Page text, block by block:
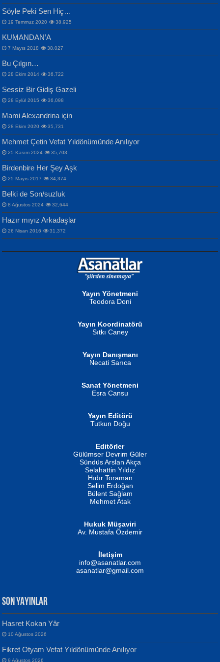
İPEK ACAR SERT
Gazze’nin Şecaati, Ümmetin İmtihanı...
MAHMUT GÜRBÜZ
İbrahim Olmak ve Bitirebilmek...
NURAN KÖSE BAYDAR
İSMAİL OKUTAN
Erkeklerin Kahrolması Ne Demektir
MUSTAFA KELOĞLU
Yarına İz Bırakmak...
Mescid-i Aksâ Üstüne Ay!...
Selahattin Yıldız
İdrakimle Üşürken...
Songül Özel
Mahzen...
Ben Deniz Değilim ki...
Evvel Zaman Tanrıçası...
Yılmaz Ekinci
Geceye Söylenen...
ERDEM BAYAZIT
Sana, Bana, Vatanıma, Ülkemin
İnsanlarına Dair...
NAZIM HİKMET RAN
Bir Cezaevinde, Tecritteki Adamın
Mektupları...
Söyle Peki Sen Hiç…
19 Temmuz 2020 38,925
KUMANDAN’A
7 Mayıs 2018 38,027
Bu Çılgın…
28 Ekim 2014 36,722
Sessiz Bir Gidiş Gazeli
28 Eylül 2015 36,098
Mami Alexandrina için
28 Ekim 2020 35,731
Mehmet Çetin Vefat Yıldönümünde Anılıyor
25 Kasım 2024 35,703
Birdenbire Her Şey Aşk
25 Mayıs 2017 34,374
Belki de Son/suzluk
8 Ağustos 2024 32,644
Hazır mıyız Arkadaşlar
26 Nisan 2016 31,372
Yayın Yönetmeni
Teodora Doni
Yayın Koordinatörü
Sıtkı Caney
Yayın Danışmanı
Necati Sarıca
Sanat Yönetmeni
Esra Cansu
Yayın Editörü
Tutkun Doğu
Editörler
Gülümser Devrim Güler
Sündüs Arslan Akça
Selahattin Yıldız
Hıdır Toraman
Selim Erdoğan
Bülent Sağlam
Mehmet Atak
Hukuk Müşaviri
Av. Mustafa Özdemir
İletişim
info@asanatlar.com
asanatlar@gmail.com
SON YAYINLAR
Hasret Kokan Yâr
10 Ağustos 2026
Fikret Otyam Vefat Yıldönümünde Anılıyor
9 Ağustos 2026